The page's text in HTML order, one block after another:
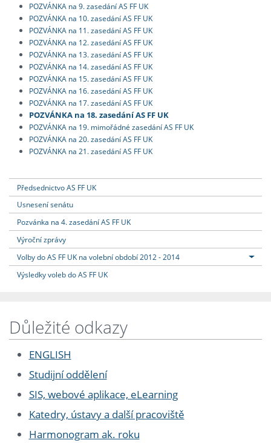
POZVÁNKA na 9. zasedání AS FF UK
POZVÁNKA na 10. zasedání AS FF UK
POZVÁNKA na 11. zasedání AS FF UK
POZVÁNKA na 12. zasedání AS FF UK
POZVÁNKA na 13. zasedání AS FF UK
POZVÁNKA na 14. zasedání AS FF UK
POZVÁNKA na 15. zasedání AS FF UK
POZVÁNKA na 16. zasedání AS FF UK
POZVÁNKA na 17. zasedání AS FF UK
POZVÁNKA na 18. zasedání AS FF UK
POZVÁNKA na 19. mimořádné zasedání AS FF UK
POZVÁNKA na 20. zasedání AS FF UK
POZVÁNKA na 21. zasedání AS FF UK
Předsednictvo AS FF UK
Usnesení senátu
Pozvánka na 4. zasedání AS FF UK
Výroční zprávy
Volby do AS FF UK na volební období 2012 - 2014
Výsledky voleb do AS FF UK
Důležité odkazy
ENGLISH
Studijní oddělení
SIS, webové aplikace, eLearning
Katedry, ústavy a další pracoviště
Harmonogram ak. roku